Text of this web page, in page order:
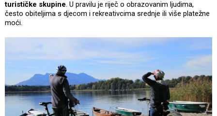
turističke skupine. U pravilu je riječ o obrazovanim ljudima,
često obiteljima s djecom i rekreativcima srednje ili više platežne
moći.